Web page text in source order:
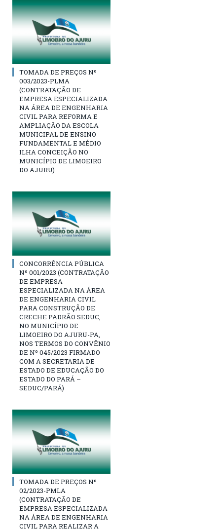
TOMADA DE PREÇOS Nº
003/2023-PLMA
(CONTRATAÇÃO DE
EMPRESA ESPECIALIZADA
NA ÁREA DE ENGENHARIA
CIVIL PARA REFORMA E
AMPLIAÇÃO DA ESCOLA
MUNICIPAL DE ENSINO
FUNDAMENTAL E MÉDIO
ILHA CONCEIÇÃO NO
MUNICÍPIO DE LIMOEIRO
DO AJURU)
CONCORRÊNCIA PÚBLICA
Nº 001/2023 (CONTRATAÇÃO
DE EMPRESA
ESPECIALIZADA NA ÁREA
DE ENGENHARIA CIVIL
PARA CONSTRUÇÃO DE
CRECHE PADRÃO SEDUC,
NO MUNICÍPIO DE
LIMOEIRO DO AJURU-PA,
NOS TERMOS DO CONVÊNIO
DE Nº 045/2023 FIRMADO
COM A SECRETARIA DE
ESTADO DE EDUCAÇÃO DO
ESTADO DO PARÁ –
SEDUC/PARÁ)
TOMADA DE PREÇOS Nº
02/2023-PMLA
(CONTRATAÇÃO DE
EMPRESA ESPECIALIZADA
NA ÁREA DE ENGENHARIA
CIVIL PARA REALIZAR A